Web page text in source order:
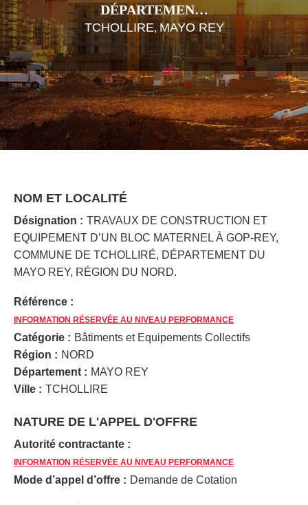
DÉPARTEMEN…
TCHOLLIRE, MAYO REY
NOM ET LOCALITÉ
Désignation : TRAVAUX DE CONSTRUCTION ET
EQUIPEMENT D’UN BLOC MATERNEL À GOP-REY,
COMMUNE DE TCHOLLIRÉ, DÉPARTEMENT DU
MAYO REY, RÉGION DU NORD.
Référence :
INFORMATION RÉSERVÉE AU NIVEAU PERFORMANCE
Catégorie : Bâtiments et Equipements Collectifs
Région : NORD
Département : MAYO REY
Ville : TCHOLLIRE
NATURE DE L'APPEL D'OFFRE
Autorité contractante :
INFORMATION RÉSERVÉE AU NIVEAU PERFORMANCE
Mode d’appel d’offre : Demande de Cotation